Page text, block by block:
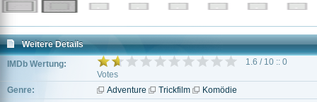
Weitere Details
IMDb Wertung:
1.6 / 10 :: 0
Votes
Genre:
Adventure Trickfilm
Komödie